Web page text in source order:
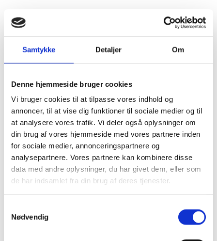
Samtykke Detaljer Om
Denne hjemmeside bruger cookies
Vi bruger cookies til at tilpasse vores indhold og
annoncer, til at vise dig funktioner til sociale medier og til
at analysere vores trafik. Vi deler også oplysninger om
din brug af vores hjemmeside med vores partnere inden
for sociale medier, annonceringspartnere og
analysepartnere. Vores partnere kan kombinere disse
data med andre oplysninger, du har givet dem, eller som
de har indsamlet fra din brug af deres tjenester.
Nødvendig
osv.Book din tid online.
Visum- og opholdsansøgninger
Dele af sagsbehandlingen er udliciteret til
Application Centre.
Lukkedage i år
2026